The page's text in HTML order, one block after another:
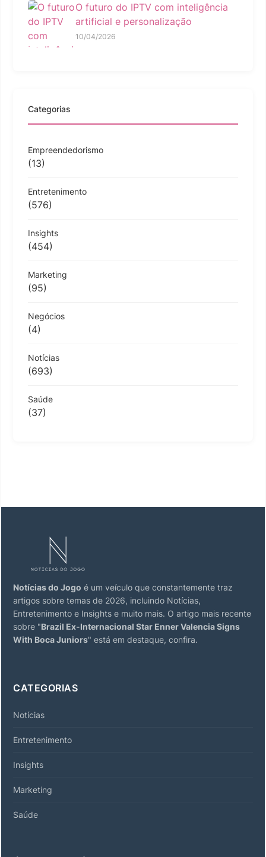
O futuro do IPTV com inteligência
artificial e personalização
10/04/2026
Categorias
Empreendedorismo
(13)
Entretenimento
(576)
Insights
(454)
Marketing
(95)
Negócios
(4)
Notícias
(693)
Saúde
(37)
Notícias do Jogo é um veículo que constantemente traz
artigos sobre temas de 2026, incluindo Notícias,
Entretenimento e Insights e muito mais. O artigo mais recente
sobre "Brazil Ex-Internacional Star Enner Valencia Signs
With Boca Juniors" está em destaque, confira.
CATEGORIAS
Notícias
Entretenimento
Insights
Marketing
Saúde